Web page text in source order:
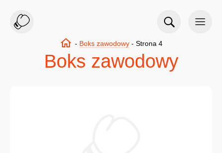
- Boks zawodowy- Strona 4
Boks zawodowy